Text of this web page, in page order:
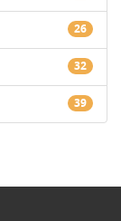
26
32
39